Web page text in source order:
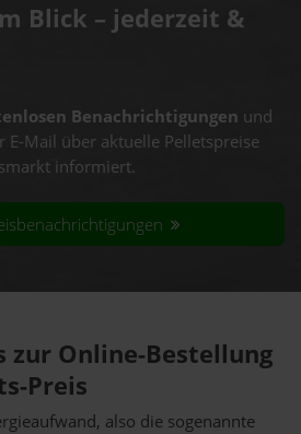
Blick – jederzeit &
Benachrichtigungen und
E-Mail über aktuelle Pelletspreise
informiert.
zur Online-Bestellung
Preis
also die sogenannte